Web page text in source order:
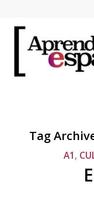
Tag
A1 ,